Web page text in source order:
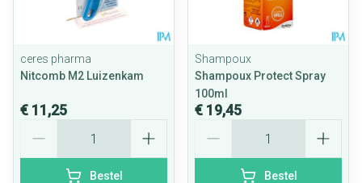
ceres pharma
Nitcomb M2 Luizenkam
€ 11,25
Bestel
Shampoux
Shampoux Protect Spray
100ml
€ 19,45
Bestel